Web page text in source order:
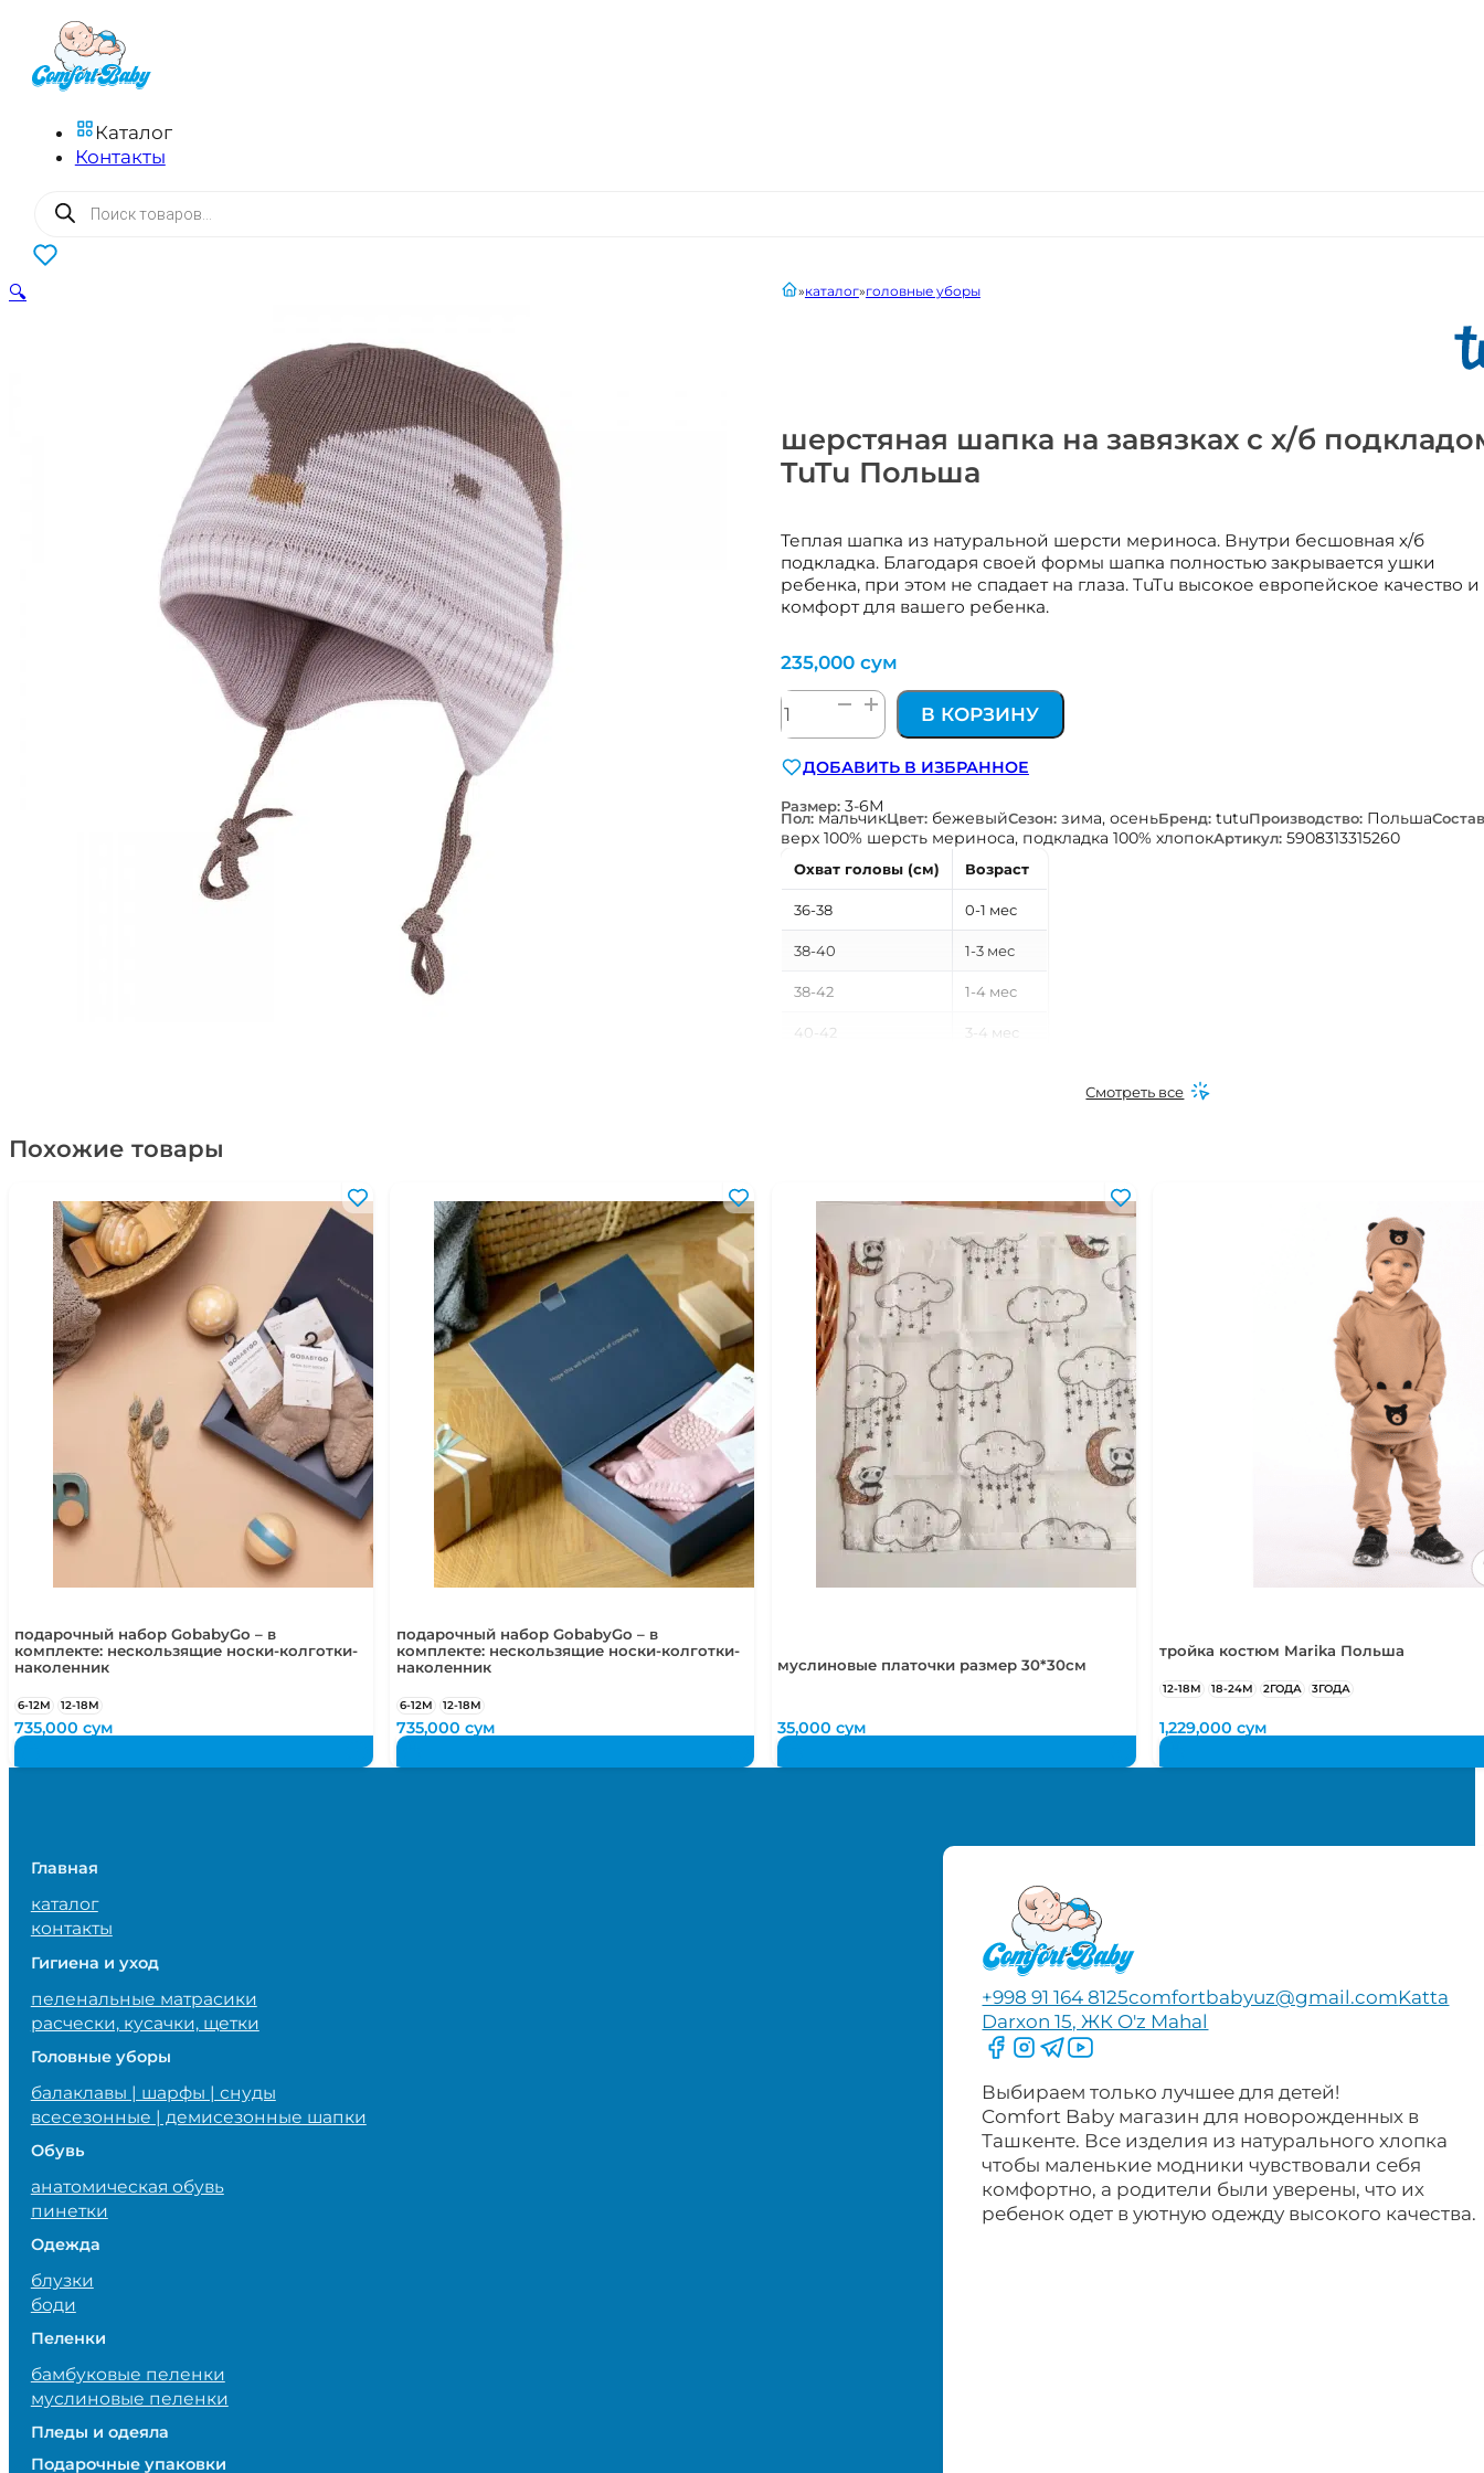
Каталог
Контакты
Поиск
товаров
0
шерстяная шапка на завязках с х/б
TuTu Польша
Теплая шапка из натуральной шерсти мериноса. Внутри бесшовная х/б
подкладка. Благодаря своей формы шапка полностью закрывается ушки
ребенка, при этом не спадает на глаза. TuTu высокое европейское качество и
комфорт для вашего ребенка.
главнаякаталог головные уборы
235,000 сум
Количество
товара
шапка
на
завязках
с
х/
б
подкладом
TuTu
В КОРЗИНУ
ДОБАВИТЬ В ИЗБРАННОЕ
Размер: 3-6М
Пол: мальчикЦвет: бежевыйСезон: зима, осеньБренд: tutuПроизводство: Польша
верх 100% шерсть мериноса, подкладка 100% хлопокАртикул: 5908313315260
Охват головы (см) Возраст
36-38 0-1 мес
38-40 1-3 мес
38-42 1-4 мес
40-42 3-4 мес
44-46 6-10 мес
44-48 6-16 мес
46-48 10-16 мес
46-50 10-24 мес
1-4 года
1,5-2 года
1,5-4 года
Смотреть все
🔍
Похожие товары
подарочный набор GobabyGo – в
комплекте: нескользящие носки-колготки-
наколенник
6-12М 12-18М
735,000сум
подарочный набор GobabyGo – в
комплекте: нескользящие носки-колготки-
наколенник
6-12М 12-18М
735,000 сум
муслиновые платочки размер 30*30см
35,000сум
тройка костюм Marika Польша
12-18М 18-24М 2ГОДА 3ГОДА
1,229,000 сум
Главная
каталог
контакты
Гигиена и уход
пеленальные матрасики
расчески, кусачки, щетки
Головные уборы
балаклавы | шарфы | снуды
всесезонные | демисезонные шапки
Обувь
анатомическая обувь
пинетки
Одежда
блузки
боди
Пеленки
бамбуковые пеленки
муслиновые пеленки
Пледы и одеяла
Подарочные упаковки
+998 91 164 8125comfortbabyuz@gmail.comKatta
Darxon 15, ЖК O'z Mahal
Следите за нами на Facebook
Следите за нами в Instagram
Следите за нами в Telegram
Следите за нами в YouTube
Выбираем только лучшее для детей!
Comfort Baby магазин для новорожденных в
Ташкенте. Все изделия из натурального хлопка
чтобы маленькие модники чувствовали себя
комфортно, а родители были уверены, что их
ребенок одет в уютную одежду высокого качества.